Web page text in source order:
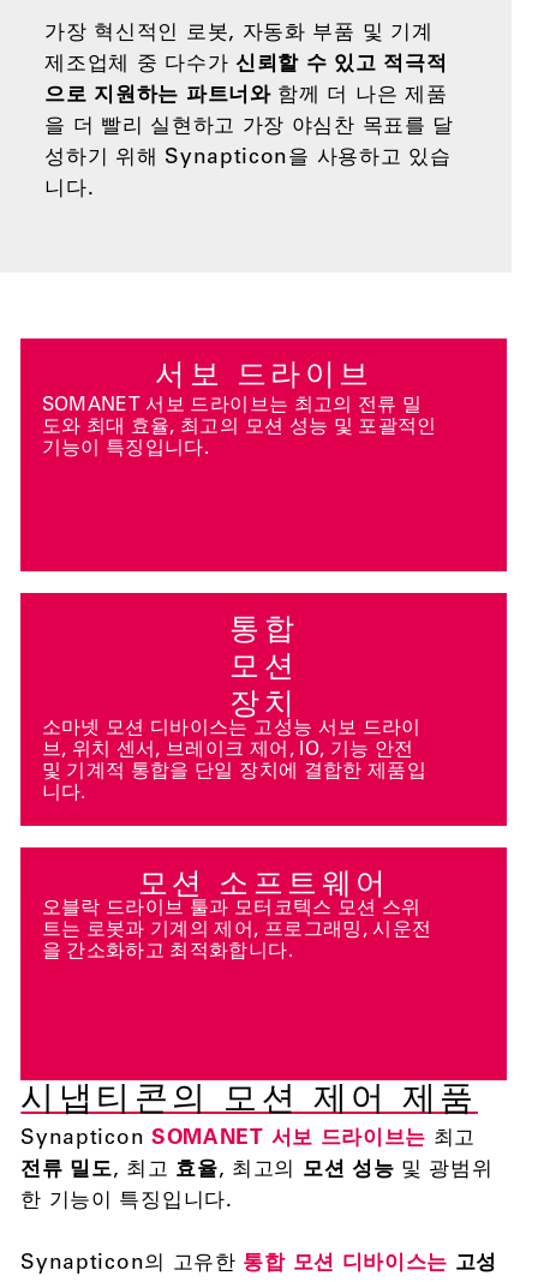
가장 혁신적인 로봇, 자동화 부품 및 기계
제조업체 중 다수가 신뢰할 수 있고 적극적
으로 지원하는 파트너와함께 더 나은 제품
을 더 빨리 실현하고 가장 야심찬 목표를 달
성하기 위해 Synapticon을 사용하고 있습
니다.
서보 드라이브
SOMANET 서보 드라이브는 최고의 전류 밀
도와 최대 효율, 최고의 모션 성능 및 포괄적인
기능이 특징입니다.
통합
모션
장치
소마넷 모션 디바이스는 고성능 서보 드라이
브, 위치 센서, 브레이크 제어, IO, 기능 안전
및 기계적 통합을 단일 장치에 결합한 제품입
니다.
모션 소프트웨어
오블락 드라이브 툴과 모터코텍스 모션 스위
트는 로봇과 기계의 제어, 프로그래밍, 시운전
을 간소화하고 최적화합니다.
시냅티콘의 모션 제어 제품
Synapticon SOMANET 서보 드라이브는 최고
전류 밀도, 최고 효율, 최고의 모션 성능 및 광범위
한 기능이 특징입니다.
Synapticon의 고유한 통합 모션 디바이스는 고성